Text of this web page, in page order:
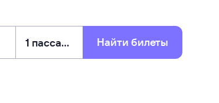
Найти билеты